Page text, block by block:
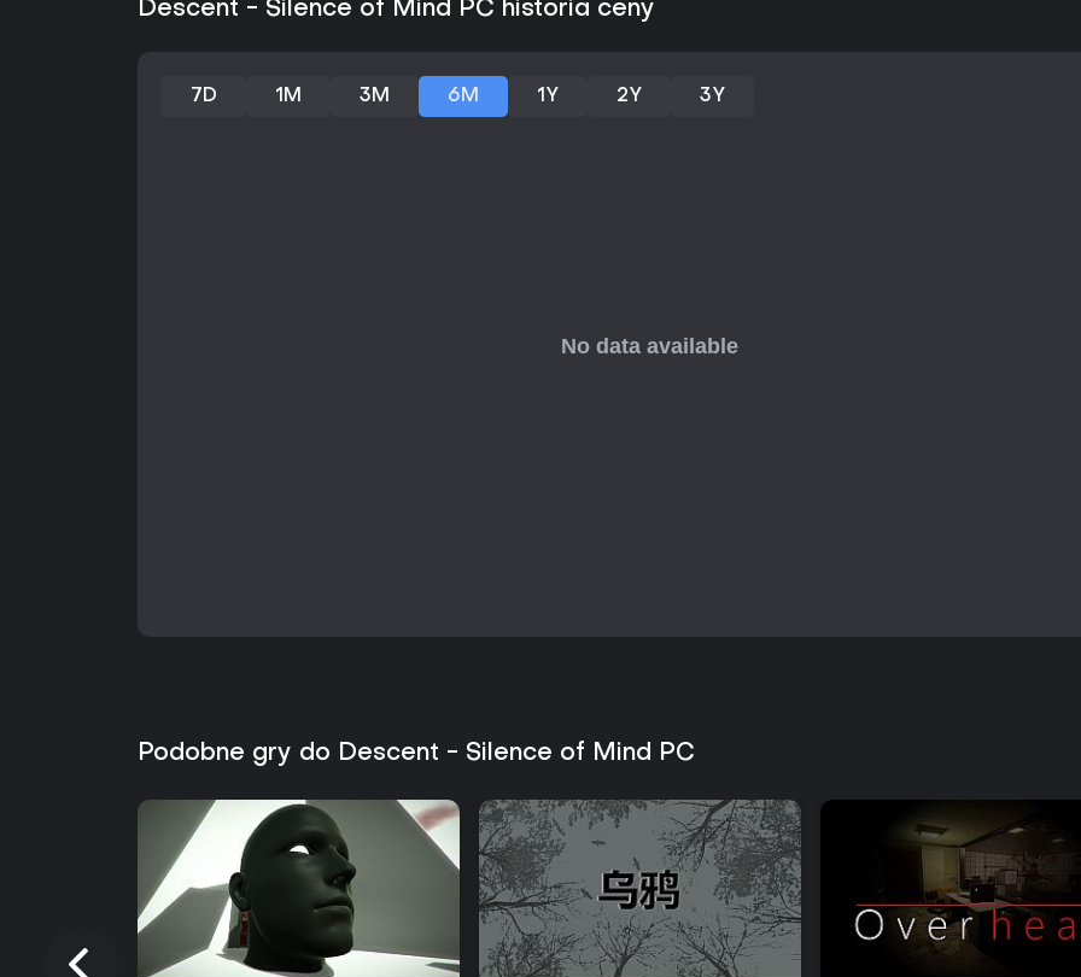
After your first section,
and gradually his fears begin
Descent - Silence of Mind PC historia ceny
7D 1M 3M 6M 1Y 2Y 3Y
Podobne gry do Descent - Silence of Mind PC